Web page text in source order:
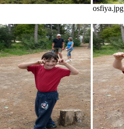
osfiya.jpg